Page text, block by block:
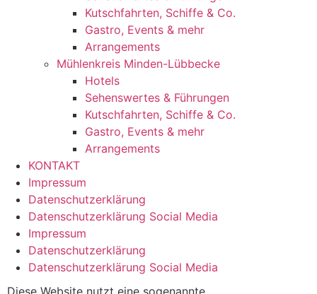
Kutschfahrten, Schiffe & Co.
Gastro, Events & mehr
Arrangements
Mühlenkreis Minden-Lübbecke
Hotels
Sehenswertes & Führungen
Kutschfahrten, Schiffe & Co.
Gastro, Events & mehr
Arrangements
KONTAKT
Impressum
Datenschutzerklärung
Datenschutzerklärung Social Media
Impressum
Datenschutzerklärung
Datenschutzerklärung Social Media
Diese Website nutzt eine sogenannte